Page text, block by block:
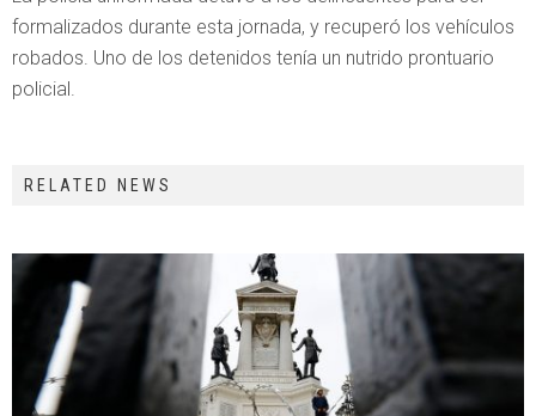
formalizados durante esta jornada, y recuperó los vehículos
robados. Uno de los detenidos tenía un nutrido prontuario
policial.
RELATED NEWS